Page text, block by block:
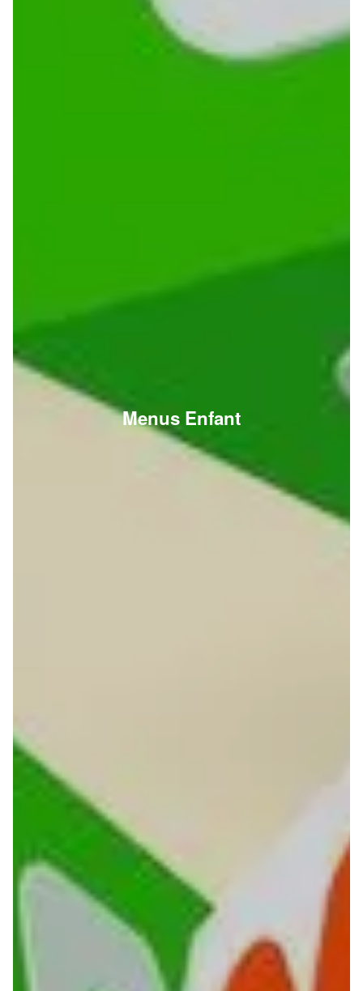
Menus Enfant